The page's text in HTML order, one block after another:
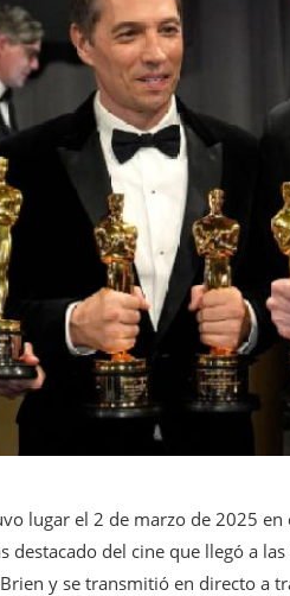
lugar el 2 de marzo de 2025
del cine que llegó a
y se transmitió en directo a